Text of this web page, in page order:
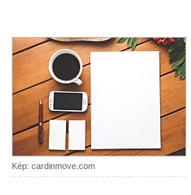
Kép: cardinmove.com